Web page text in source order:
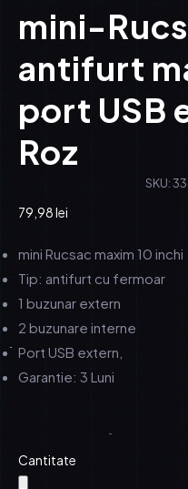
mini-
antifurt
port USB
Roz
SKU:
79,98lei
mini Rucsac maxim 10 inchi
Tip: antifurt cu fermoar
1 buzunar extern
2 buzunare interne
Port USB extern,
Garantie: 3 Luni
Cantitate